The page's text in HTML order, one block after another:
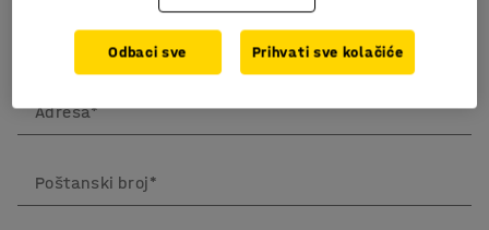
Poštanska adresa
Adresa*
Poštanski broj*
Odbaci sve Prihvati sve kolačiće